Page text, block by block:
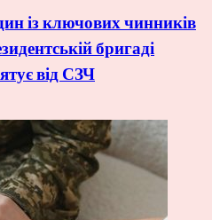
із ключових чинників
бригаді
від СЗЧ